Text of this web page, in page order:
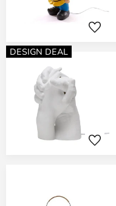
DESIGN DEAL